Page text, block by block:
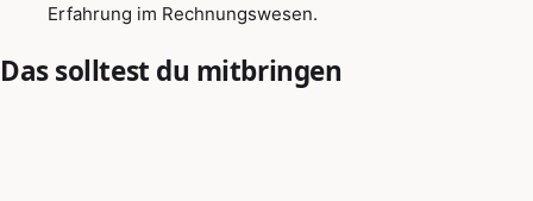
Erfahrung im Rechnungswesen.
Das solltest du mitbringen